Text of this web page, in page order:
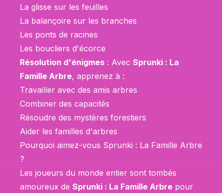
La glisse sur les feuilles
La balançoire sur les branches
Les ponts de racines
Les boucliers d'écorce
Résolution d'énigmes : Avec Sprunki : La
Famille Arbre, apprenez à :
Travailler avec des amis arbres
Combiner des capacités
Résoudre des mystères forestiers
Aider les familles d'arbres
Pourquoi aimez-vous Sprunki : La Famille Arbre
?
Les joueurs du monde entier sont tombés
amoureux de Sprunki : La Famille Arbre pour